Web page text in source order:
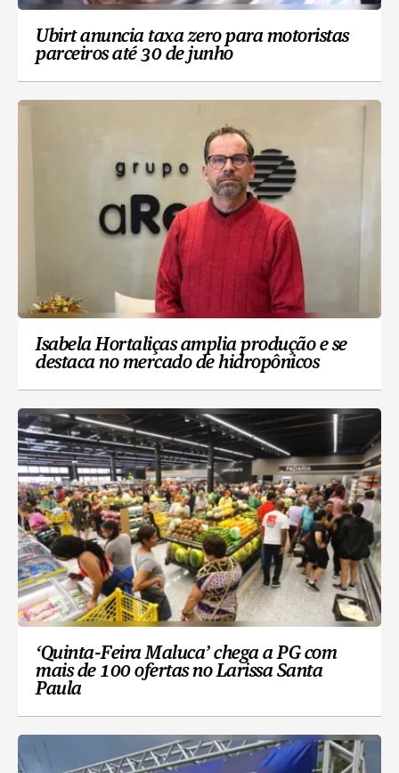
Ubirt anuncia taxa zero para motoristas
parceiros até 30 de junho
Isabela Hortaliças amplia produção e se
destaca no mercado de hidropônicos
‘Quinta-Feira Maluca’ chega a PG com
mais de 100 ofertas no Larissa Santa
Paula